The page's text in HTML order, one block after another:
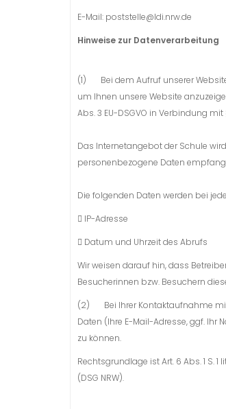
E-Mail: poststelle@ldi.nrw.de
Hinweise zur Datenverarbeitung
(1) Bei dem Aufruf unserer
um Ihnen unsere Website
Abs. 3 EU-DSGVO in Verbindung
Das Internetangebot der Schule
personenbezogene Daten
Die folgenden Daten werden bei
 IP-Adresse
 Datum und Uhrzeit des Abrufs
Wir weisen darauf hin, dass
Besucherinnen bzw. Besuchern
(2) Bei Ihrer Kontaktaufnahme mit
Daten (Ihre E-Mail-Adresse, ggf.
zu können.
Rechtsgrundlage ist Art. 6 Abs. 1 S.
(DSG NRW).